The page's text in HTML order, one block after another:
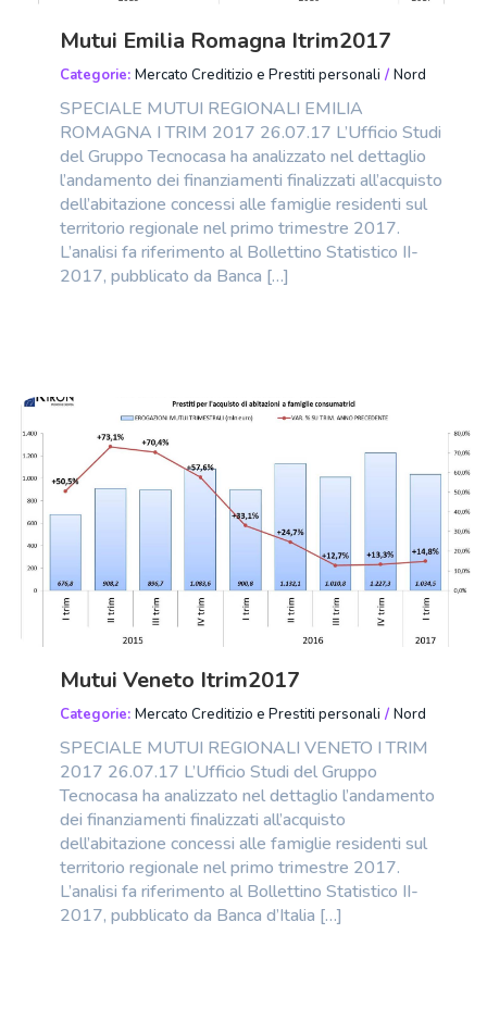
Mutui Emilia Romagna Itrim2017
Categorie: Mercato Creditizio e Prestiti personali / Nord
SPECIALE MUTUI REGIONALI EMILIA
ROMAGNA I TRIM 2017 26.07.17 L’Ufficio Studi
del Gruppo Tecnocasa ha analizzato nel dettaglio
l’andamento dei finanziamenti finalizzati all’acquisto
dell’abitazione concessi alle famiglie residenti sul
territorio regionale nel primo trimestre 2017.
L’analisi fa riferimento al Bollettino Statistico II-
2017, pubblicato da Banca […]
Mutui Veneto Itrim2017
Categorie: Mercato Creditizio e Prestiti personali / Nord
SPECIALE MUTUI REGIONALI VENETO I TRIM
2017 26.07.17 L’Ufficio Studi del Gruppo
Tecnocasa ha analizzato nel dettaglio l’andamento
dei finanziamenti finalizzati all’acquisto
dell’abitazione concessi alle famiglie residenti sul
territorio regionale nel primo trimestre 2017.
L’analisi fa riferimento al Bollettino Statistico II-
2017, pubblicato da Banca d’Italia […]